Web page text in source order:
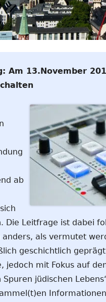
Am 13.November
ab
Die Leitfrage ist dabei
anders, als vermutet
geschichtlich
jedoch mit Fokus auf
jüdischen